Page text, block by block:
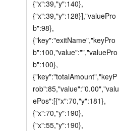
{"x":39,"y":140},
{"x":39,"y":128}],"valuePro
b":98},
{"key":"exitName","keyPro
b":100,"value":"","valuePro
b":100},
{"key":"totalAmount","keyP
rob":85,"value":"0.00","valu
ePos":[{"x":70,"y":181},
{"x":70,"y":190},
{"x":55,"y":190},